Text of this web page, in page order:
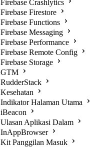
Firebase Crashlytics
Firebase Firestore
Firebase Functions
Firebase Messaging
Firebase Performance
Firebase Remote Config
Firebase Storage
GTM
RudderStack
Kesehatan
Indikator Halaman Utama
iBeacon
Ulasan Aplikasi Dalam
InAppBrowser
Kit Panggilan Masuk